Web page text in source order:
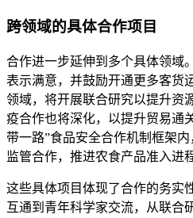
跨领域的具体合作项目
合作进一步延伸到多个具体领域
表示满意，并鼓励开通更多客货
领域，将开展联合研究以提升资
疫合作也将深化，以提升贸易通
带一路”食品安全合作机制框架
监管合作，推进农食产品准入进程
这些具体项目体现了合作的务实
互通到青年科学家交流，从联合